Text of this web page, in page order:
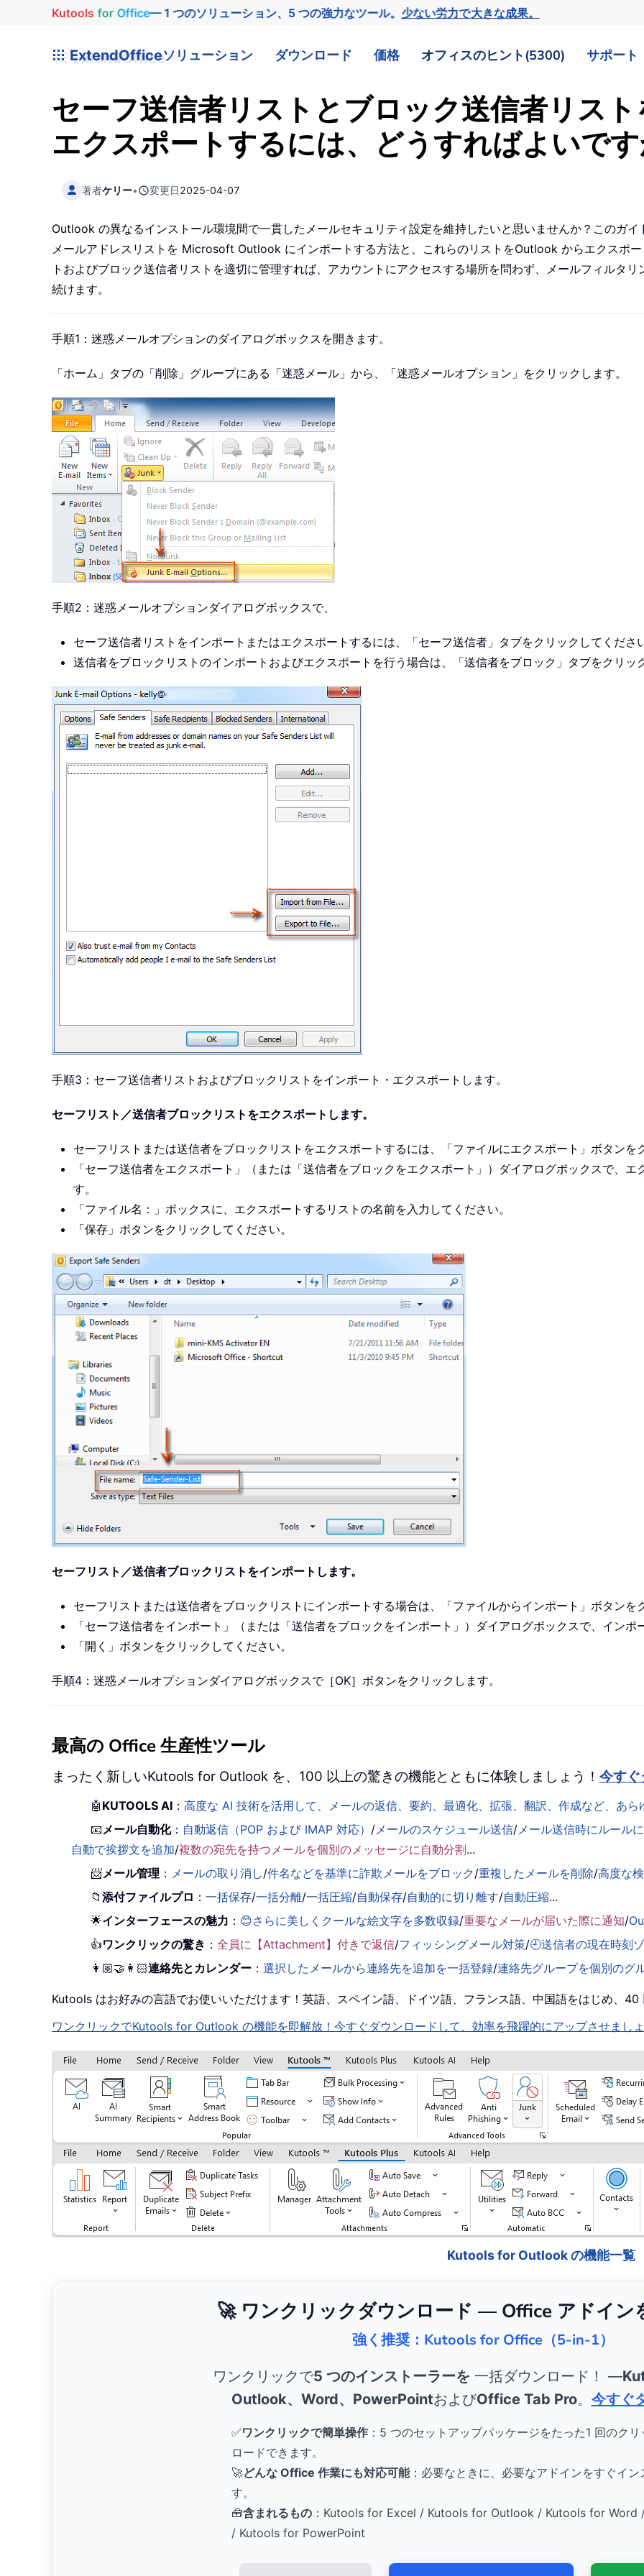
Kutools for Office— 1 つのソリューション、5 つの強力なツール。少ない労力で大きな成果。
ExtendOfficeソリューション ダウンロード 価格 オフィスのヒント(5300) サポート
セーフ送信者リストとブロック送信者リス
エクスポートするには、どうすればよいです
著者ケリー• 変更日2025-04-07
Outlook の異なるインストール環境間で一貫したメールセキュリティ設定を維持したいと思いませんか？このガ
メールアドレスリストを Microsoft Outlook にインポートする方法と、これらのリストをOutlook からエクスポ
トおよびブロック送信者リストを適切に管理すれば、アカウントにアクセスする場所を問わず、メールフィルタ
続けます。
手順1：迷惑メールオプションのダイアログボックスを開きます。
「ホーム」タブの「削除」グループにある「迷惑メール」から、「迷惑メールオプション」をクリックします。
手順2：迷惑メールオプションダイアログボックスで、
セーフ送信者リストをインポートまたはエクスポートするには、「セーフ送信者」タブをクリックしてください
送信者をブロックリストのインポートおよびエクスポートを行う場合は、「送信者をブロック」タブをクリッ
手順3：セーフ送信者リストおよびブロックリストをインポート・エクスポートします。
セーフリスト／送信者ブロックリストをエクスポートします。
セーフリストまたは送信者をブロックリストをエクスポートするには、「ファイルにエクスポート」ボタンを
「セーフ送信者をエクスポート」（または「送信者をブロックをエクスポート」）ダイアログボックスで、
す。
「ファイル名：」ボックスに、エクスポートするリストの名前を入力してください。
「保存」ボタンをクリックしてください。
セーフリスト／送信者ブロックリストをインポートします。
セーフリストまたは送信者をブロックリストにインポートする場合は、「ファイルからインポート」ボタンを
「セーフ送信者をインポート」（または「送信者をブロックをインポート」）ダイアログボックスで、インポ
「開く」ボタンをクリックしてください。
手順4：迷惑メールオプションダイアログボックスで［OK］ボタンをクリックします。
最高の Office 生産性ツール
まったく新しいKutools for Outlook を、100 以上の驚きの機能とともに体験しましょう！ 今すぐ
🤖 KUTOOLS AI ：高度な AI 技術を活用して、メールの返信、要約、最適化、拡張、翻訳、作成など、あら
📧メール自動化： 自動返信（POP および IMAP 対応） /メールのスケジュール送信/メール送信時にルール
自動で挨拶文を追加/複数の宛先を持つメールを個別のメッセージに自動分割...
📨メール管理 ： メールの取り消し/件名などを基準に詐欺メールをブロック/重複したメールを削除/高度な
📁添付ファイルプロ ：一括保存/一括分離/一括圧縮/自動保存/自動的に切り離す/自動圧縮...
🌟インターフェースの魅力 ： 😊さらに美しくクールな絵文字を多数収録/重要なメールが届いた際に通知/
👍ワンクリックの驚き ：全員に【Attachment】付きで返信/フィッシングメール対策/🕘送信者の現在時刻
👩🏼‍🤝‍👩🏻連絡先とカレンダー ：選択したメールから連絡先を追加を一括登録/連絡先グループを個別のグ
Kutools はお好みの言語でお使いいただけます！英語、スペイン語、ドイツ語、フランス語、中国語をはじめ、40
ワンクリックでKutools for Outlook の機能を即解放！今すぐダウンロードして、効率を飛躍的にアップさせましょ
Kutools for Outlook の機能一覧
🚀 ワンクリックダウンロード — Office アドイン
強く推奨：Kutools for Office（5-in-1）
ワンクリックで5 つのインストーラーを 一括ダウンロード！ ―
Outlook、Word、PowerPointおよびOffice Tab Pro。 今すぐ
✅ワンクリックで簡単操作 ：5 つのセットアップパッケージをたった1 回のク
ロードできます。
🚀どんな Office 作業にも対応可能：必要なときに、必要なアドインをすぐイン
す。
🧰含まれるもの ：Kutools for Excel / Kutools for Outlook / Kutools for Word
/ Kutools for PowerPoint